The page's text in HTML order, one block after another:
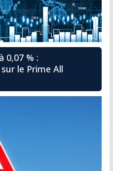
0,07 % :
le Prime All